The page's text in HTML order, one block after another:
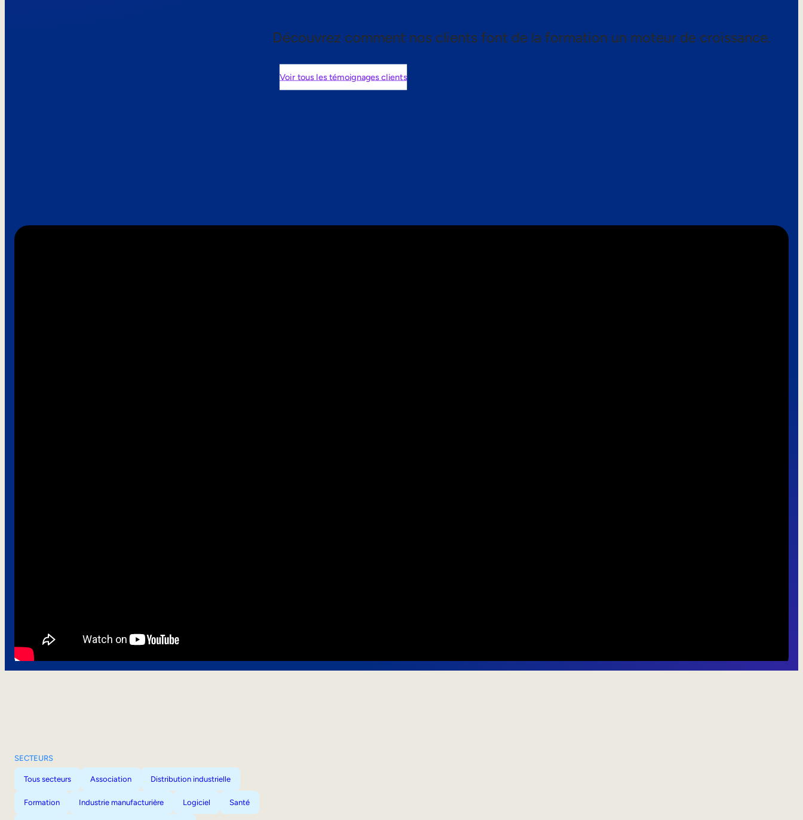
Découvrez comment nos clients font de la formation un moteur de croissance.
Voir tous les témoignages clients
SECTEURS
Tous secteurs Association Distribution industrielle
Formation Industrie manufacturière Logiciel Santé